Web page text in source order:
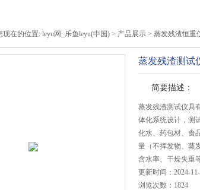
现在的位置: leyu网_乐鱼leyu(中国) > 产品展示 > 蒸发残渣恒重
蒸发残渣测试
简要描述：
蒸发残渣测试仪具
体化系统设计，测
化水、药包材、食
量（不挥发物、蒸
含水率、干燥失重
更新时间：2024-
浏览次数：1824